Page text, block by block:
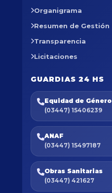
Organigrama
Resumen de Gestión
Transparencia
Licitaciones
GUARDIAS 24 HS
Equidad de Género
(03447) 15406239
ANAF
(03447) 15497187
Obras Sanitarias
(03447) 421627